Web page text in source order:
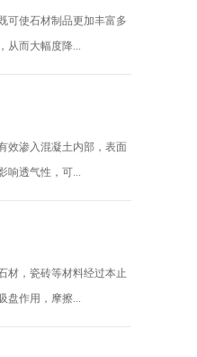
可使石材制品更加丰富多
从而大幅度降...
效渗入混凝土内部，表面
响透气性，可...
材，瓷砖等材料经过本止
盘作用，摩擦...